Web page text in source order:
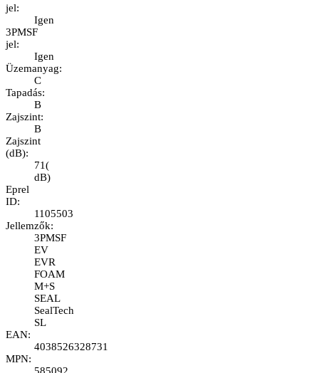
jel:
Igen
3PMSF
jel:
Igen
Üzemanyag:
C
Tapadás:
B
Zajszint:
B
Zajszint
(dB):
71(
dB)
Eprel
ID:
1105503
Jellemzők:
3PMSF
EV
EVR
FOAM
M+S
SEAL
SealTech
SL
EAN:
4038526328731
MPN: